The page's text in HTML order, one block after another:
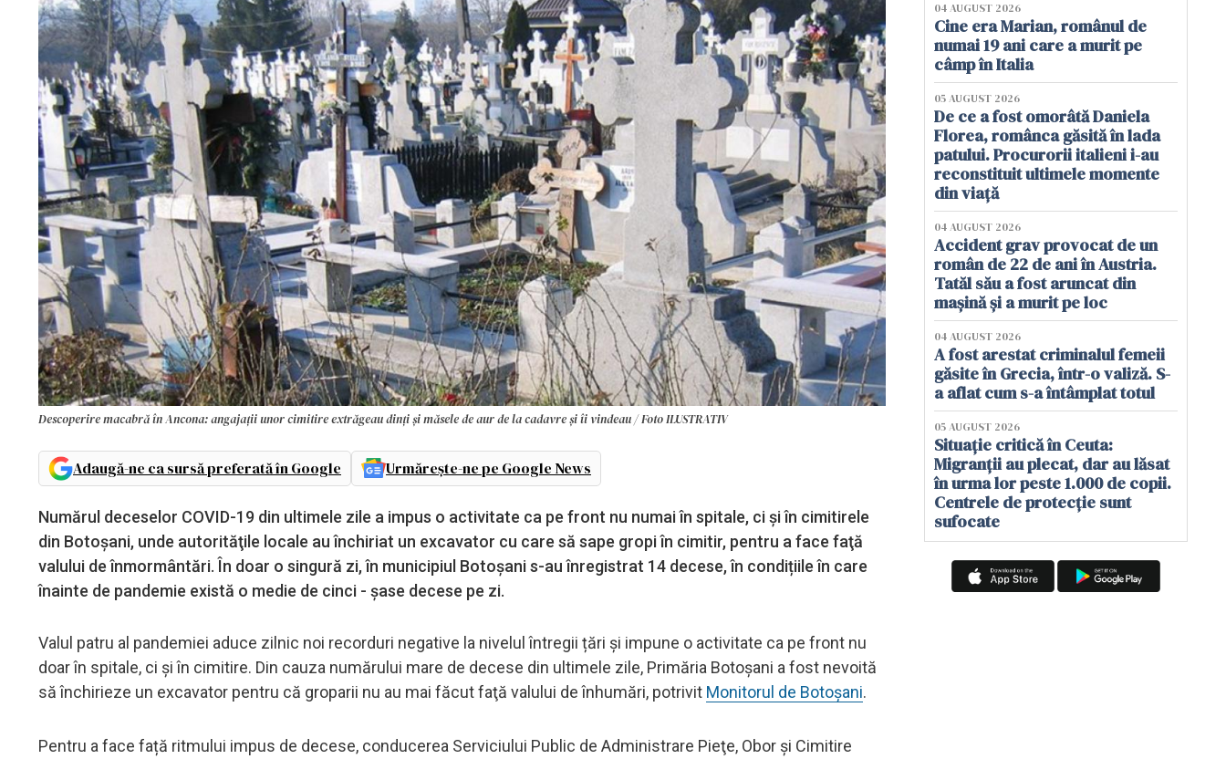
Descoperire macabră în Ancona: angajații unor cimitire extrăgeau dinți și măsele de aur de la cadavre și îi vindeau / Foto ILUSTRATIV
Adaugă-ne ca sursă preferată în Google Urmărește-ne pe Google News
​Numărul deceselor COVID-19 din ultimele zile a impus o activitate ca pe front nu numai în spitale, ci şi în cimitirele
din Botoșani, unde autorităţile locale au închiriat un excavator cu care să sape gropi în cimitir, pentru a face faţă
valului de înmormântări. În doar o singură zi, în municipiul Botoșani s-au înregistrat 14 decese, în condițiile în care
înainte de pandemie există o medie de cinci - şase decese pe zi.
Valul patru al pandemiei aduce zilnic noi recorduri negative la nivelul întregii țări și impune o activitate ca pe front nu
doar în spitale, ci și în cimitire. Din cauza numărului mare de decese din ultimele zile, Primăria Botoșani a fost nevoită
să închirieze un excavator pentru că groparii nu au mai făcut faţă valului de înhumări, potrivit Monitorul de Botoșani.
Pentru a face față ritmului impus de decese, conducerea Serviciului Public de Administrare Pieţe, Obor şi Cimitire
04 AUGUST 2026
Cine era Marian, românul de
numai 19 ani care a murit pe
câmp în Italia
05 AUGUST 2026
De ce a fost omorâtă Daniela
Florea, românca găsită în lada
patului. Procurorii italieni i-au
reconstituit ultimele momente
din viață
04 AUGUST 2026
Accident grav provocat de un
român de 22 de ani în Austria.
Tatăl său a fost aruncat din
mașină și a murit pe loc
04 AUGUST 2026
A fost arestat criminalul femeii
găsite în Grecia, într-o valiză. S-
a aflat cum s-a întâmplat totul
05 AUGUST 2026
Situație critică în Ceuta:
Migranții au plecat, dar au lăsat
în urma lor peste 1.000 de copii.
Centrele de protecție sunt
sufocate